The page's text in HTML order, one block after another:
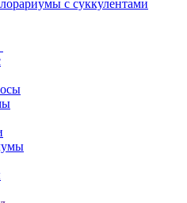
с суккулентами